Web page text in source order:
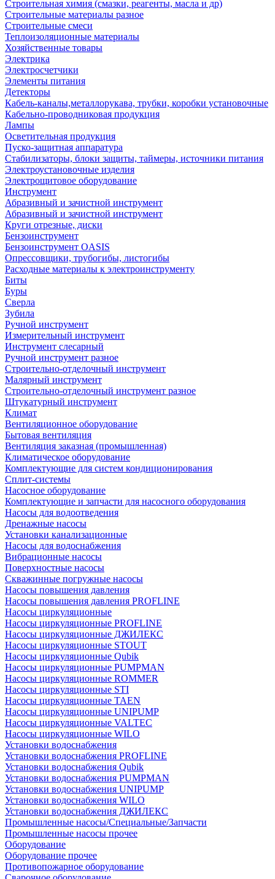
Строительная химия (смазки, реагенты, масла и др)
Строительные материалы разное
Строительные смеси
Теплоизоляционные материалы
Хозяйственные товары
Электрика
Электросчетчики
Элементы питания
Детекторы
Кабель-каналы,металлорукава, трубки, коробки установочные
Кабельно-проводниковая продукция
Лампы
Осветительная продукция
Пуско-защитная аппаратура
Стабилизаторы, блоки защиты, таймеры, источники питания
Электроустановочные изделия
Электрощитовое оборудование
Инструмент
Абразивный и зачистной инструмент
Абразивный и зачистной инструмент
Круги отрезные, диски
Бензоинструмент
Бензоинструмент OASIS
Опрессовщики, трубогибы, листогибы
Расходные материалы к электроинструменту
Биты
Буры
Сверла
Зубила
Ручной инструмент
Измерительный инструмент
Инструмент слесарный
Ручной инструмент разное
Строительно-отделочный инструмент
Малярный инструмент
Строительно-отделочный инструмент разное
Штукатурный инструмент
Климат
Вентиляционное оборудование
Бытовая вентиляция
Вентиляция заказная (промышленная)
Климатическое оборудование
Комплектующие для систем кондиционирования
Сплит-системы
Насосное оборудование
Комплектующие и запчасти для насосного оборудования
Насосы для водоотведения
Дренажные насосы
Установки канализационные
Насосы для водоснабжения
Вибрационные насосы
Поверхностные насосы
Скважинные погружные насосы
Насосы повышения давления
Насосы повышения давления PROFLINE
Насосы циркуляционные
Насосы циркуляционные PROFLINE
Насосы циркуляционные ДЖИЛЕКС
Насосы циркуляционные STOUT
Насосы циркуляционные Qubik
Насосы циркуляционные PUMPMAN
Насосы циркуляционные ROMMER
Насосы циркуляционные STI
Насосы циркуляционные TAEN
Насосы циркуляционные UNIPUMP
Насосы циркуляционные VALTEC
Насосы циркуляционные WILO
Установки водоснабжения
Установки водоснабжения PROFLINE
Установки водоснабжения Qubik
Установки водоснабжения PUMPMAN
Установки водоснабжения UNIPUMP
Установки водоснабжения WILO
Установки водоснабжения ДЖИЛЕКС
Промышленные насосы/Специальные/Запчасти
Промышленные насосы прочее
Оборудование
Оборудование прочее
Противопожарное оборудование